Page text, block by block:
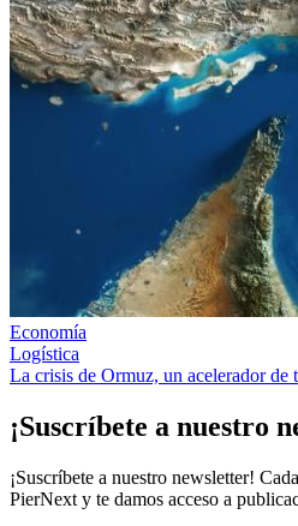
Economía
Logística
La crisis de Ormuz, un acelerador de
¡Suscríbete a nuestro
¡Suscríbete a nuestro newsletter!
PierNext y te damos acceso a